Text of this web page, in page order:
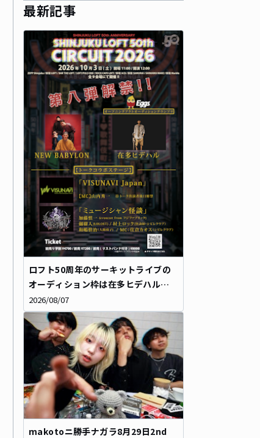
最新記事
ロフト50周年のサーキットライブの
オーディション枠は在多ヒデハルさ
んに決定！同時にタイムテーブルも
解禁に
2026/08/07
makotoニ勝手ナガラ8月29日2nd